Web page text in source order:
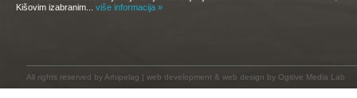
Kišovim izabranim... više informacija »
All rights reserved by Arhipelag | web development & web design by Ogitive Media Lab